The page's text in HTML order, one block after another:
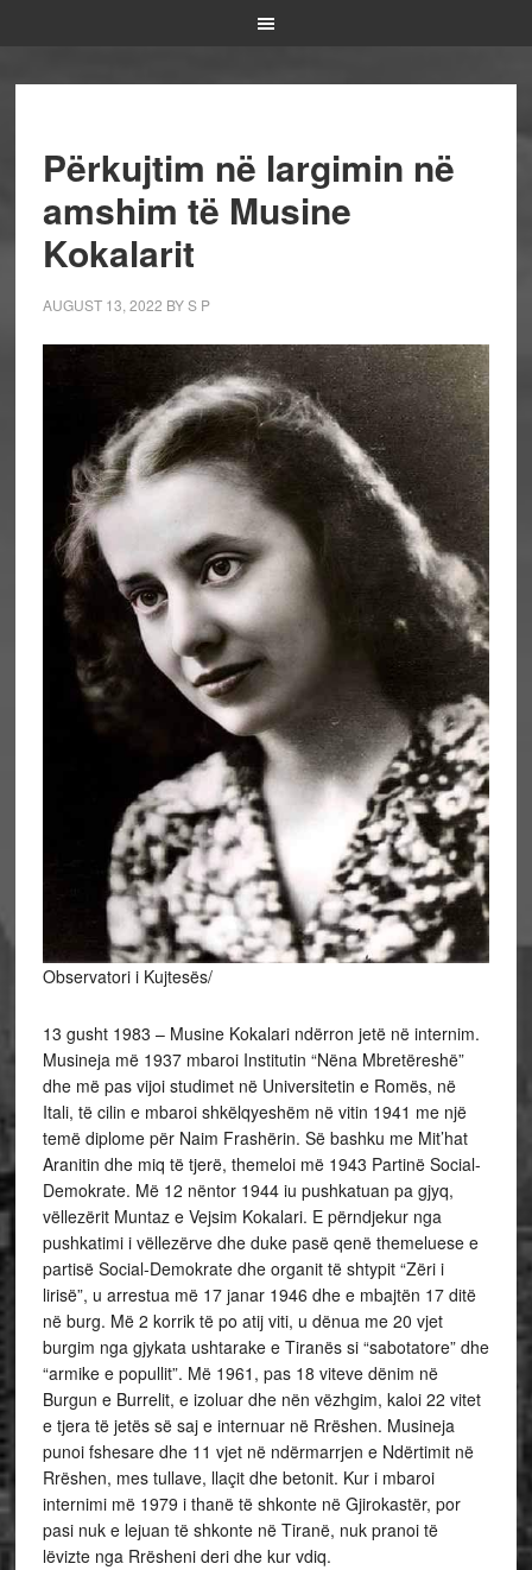
Përkujtim në largimin në
amshim të Musine
Kokalarit
AUGUST 13, 2022 BYS P
Observatori i Kujtesës/
13 gusht 1983 – Musine Kokalari ndërron jetë në internim.
Musineja më 1937 mbaroi Institutin “Nëna Mbretëreshë”
dhe më pas vijoi studimet në Universitetin e Romës, në
Itali, të cilin e mbaroi shkëlqyeshëm në vitin 1941 me një
temë diplome për Naim Frashërin. Së bashku me Mit’hat
Aranitin dhe miq të tjerë, themeloi më 1943 Partinë Social-
Demokrate. Më 12 nëntor 1944 iu pushkatuan pa gjyq,
vëllezërit Muntaz e Vejsim Kokalari. E përndjekur nga
pushkatimi i vëllezërve dhe duke pasë qenë themeluese e
partisë Social-Demokrate dhe organit të shtypit “Zëri i
lirisë”, u arrestua më 17 janar 1946 dhe e mbajtën 17 ditë
në burg. Më 2 korrik të po atij viti, u dënua me 20 vjet
burgim nga gjykata ushtarake e Tiranës si “sabotatore” dhe
“armike e popullit”. Më 1961, pas 18 viteve dënim në
Burgun e Burrelit, e izoluar dhe nën vëzhgim, kaloi 22 vitet
e tjera të jetës së saj e internuar në Rrëshen. Musineja
punoi fshesare dhe 11 vjet në ndërmarrjen e Ndërtimit në
Rrëshen, mes tullave, llaçit dhe betonit. Kur i mbaroi
internimi më 1979 i thanë të shkonte në Gjirokastër, por
pasi nuk e lejuan të shkonte në Tiranë, nuk pranoi të
lëvizte nga Rrësheni deri dhe kur vdiq.